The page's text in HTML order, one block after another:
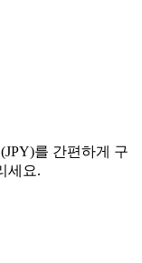
(JPY)를 간편하게 구
세요.